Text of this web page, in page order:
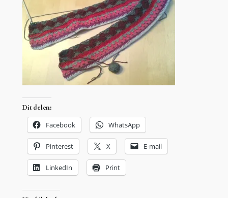
Dit delen:
Facebook WhatsApp
Pinterest X E-mail
LinkedIn Print